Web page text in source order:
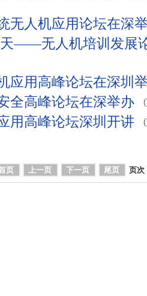
无人机应用论坛在深
——无人机培训发展
应用高峰论坛在深圳
全高峰论坛在深举办
用高峰论坛深圳开讲
页 上一页 下一页 尾页 页次